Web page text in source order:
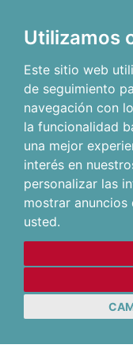
Utilizamos
Este sitio web
de seguimiento
navegación con
la funcionalidad
una mejor
interés en
personalizar las
mostrar anuncios
usted.